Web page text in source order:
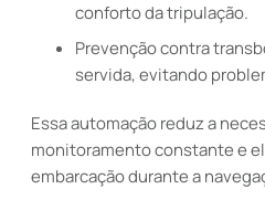
conforto da tripulação.
Prevenção contra
servida, evitando
Essa automação reduz a
monitoramento constante e
embarcação durante a